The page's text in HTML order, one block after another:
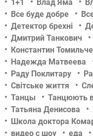
1+1 Влад Яма
Все буде добре
Детектор брехні
Дмитрий Танкович
Константин
Надежда Матвеева
Раду Поклитару
Світське життя
Танцы
Танцюють
Татьяна Денисова
Школа доктора
видео с шоу
еда